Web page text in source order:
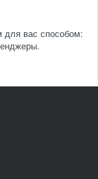
вас способом: